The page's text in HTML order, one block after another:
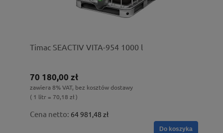
Timac SEACTIV VITA-954 1000 l
70 180,00 zł
zawiera 8% VAT, bez kosztów dostawy
( 1 litr = 70,18 zł )
Cena netto: 64 981,48 zł
Do koszyka